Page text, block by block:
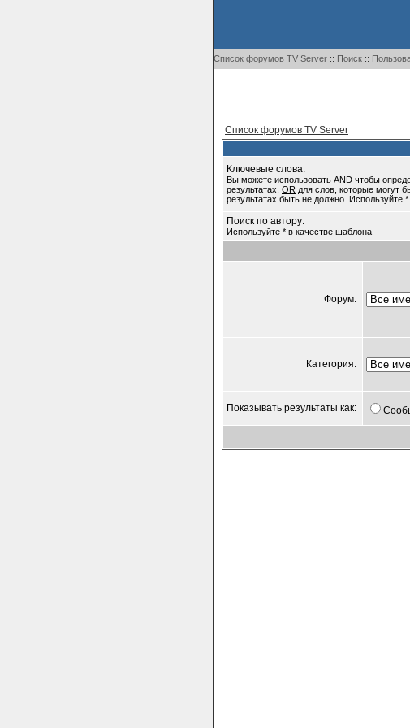
Список форумов TV Server :: Поиск ::
Список форумов TV Server
Ключевые слова:
Вы можете использовать AND чтобы
результатах, OR для слов, которые могут
результатах быть не должно. Используйте
Поиск по автору:
Используйте * в качестве шаблона
Форум:
Категория:
Показывать результаты как: